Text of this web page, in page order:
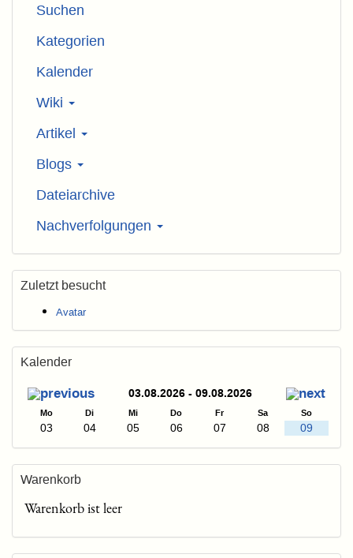
Suchen
Kategorien
Kalender
Wiki
Artikel
Blogs
Dateiarchive
Nachverfolgungen
Zuletzt besucht
Avatar
Kalender
03.08.2026 - 09.08.2026
Mo Di Mi Do Fr Sa So
03 04 05 06 07 08 09
Warenkorb
Warenkorb ist leer